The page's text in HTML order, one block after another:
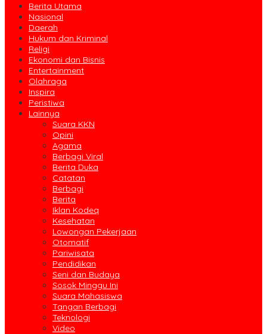
Berita Utama
Nasional
Daerah
Hukum dan Kriminal
Religi
Ekonomi dan Bisnis
Entertainment
Olahraga
Inspira
Peristiwa
Lainnya
Suara KKN
Opini
Agama
Berbagi Viral
Berita Duka
Catatan
Berbagi
Berita
Iklan Kodeq
Kesehatan
Lowongan Pekerjaan
Otomatif
Pariwisata
Pendidikan
Seni dan Budaya
Sosok Minggu Ini
Suara Mahasiswa
Tangan Berbagi
Teknologi
Video